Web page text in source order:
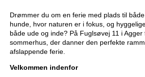
Drømmer du om en ferie med plads til
hunde, hvor naturen er i fokus, og
både ude og inde? På Fuglsøvej 11 i Agger
sommerhus, der danner den perfekte
afslappende ferie.
Velkommen indenfor